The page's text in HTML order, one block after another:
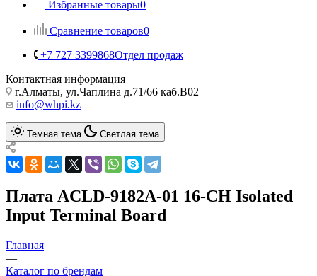
Избранные товары0
Сравнение товаров0
+7 727 3399868Отдел продаж
Контактная информация
г.Алматы, ул.Чаплина д.71/66 каб.B02
info@whpi.kz
Темная тема Светлая тема
Плата ACLD-9182A-01 16-CH Isolated
Input Terminal Board
Главная
—
Каталог по брендам